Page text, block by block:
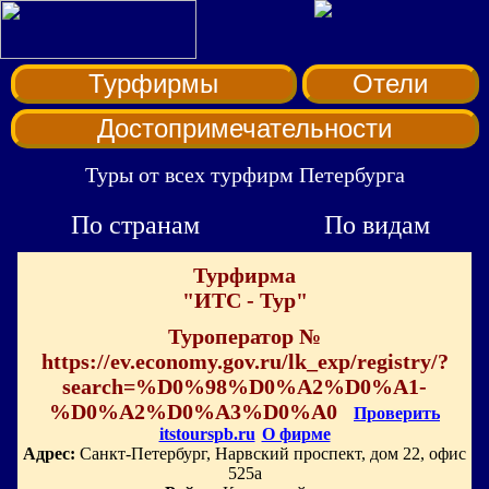
Турфирмы
Отели
Достопримечательности
Туры от всех турфирм Петербурга
По странам По видам
Турфирма
"ИТС - Тур"
Туроператор №
https://ev.economy.gov.ru/lk_exp/registry/?
search=%D0%98%D0%A2%D0%A1-
%D0%A2%D0%A3%D0%A0
Проверить
itstourspb.ru О фирме
Адрес: Санкт-Петербург, Нарвский проспект, дом 22, офис
525а